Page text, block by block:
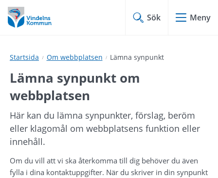
Hoppa
till
innehåll
Hoppa
till
undermeny
Sök Meny
Startsida Om webbplatsen Lämna synpunkt
Lämna synpunkt om
webbplatsen
Här kan du lämna synpunkter, förslag, beröm
eller klagomål om webbplatsens funktion eller
innehåll.
Om du vill att vi ska återkomma till dig behöver du även
fylla i dina kontaktuppgifter. När du skriver in din synpunkt